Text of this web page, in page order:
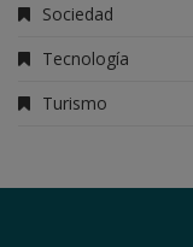
Sociedad
Tecnología
Turismo